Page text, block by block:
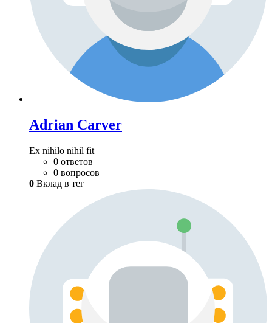
Adrian Carver
Ex nihilo nihil fit
0 ответов
0 вопросов
0 Вклад в тег